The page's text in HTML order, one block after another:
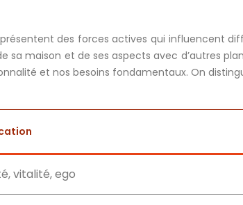
des forces actives qui influencent
sa maison et de ses aspects avec d’autres
et nos besoins fondamentaux. On
vitalité, ego